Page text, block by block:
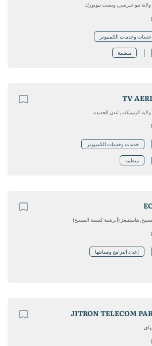
ولاية نيو جيرسي, ويست نيويورك
خدمات وخدمات الكمبيوتر
منظمة
TV
ولاية كونيتيكت, لندن الجديدة
خدمات وخدمات الكمبيوتر
منظمة
هاستينغز (أبرشية كنيسة المسيح)
إعداد البرامج وصيانتها
JITRON TELECOM